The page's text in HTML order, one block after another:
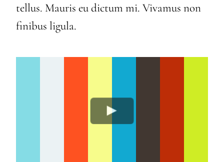
tellus. Mauris eu dictum mi. Vivamus non
finibus ligula.